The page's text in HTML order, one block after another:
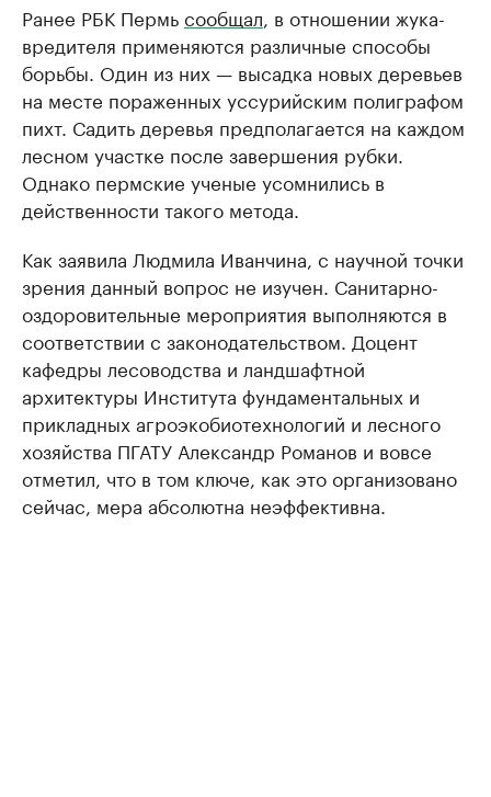
Ранее РБК Пермьсообщал , в отношении жука-
вредителя применяются различные способы
борьбы. Один из них — высадка новых деревьев
на месте пораженных уссурийским полиграфом
пихт. Садить деревья предполагается на каждом
лесном участке после завершения рубки.
Однако пермские ученые усомнились в
действенности такого метода.
Как заявила Людмила Иванчина, с научной точки
зрения данный вопрос не изучен. Санитарно-
оздоровительные мероприятия выполняются в
соответствии с законодательством. Доцент
кафедры лесоводства и ландшафтной
архитектуры Института фундаментальных и
прикладных агроэкобиотехнологий и лесного
хозяйства ПГАТУ Александр Романов и вовсе
отметил, что в том ключе, как это организовано
сейчас, мера абсолютна неэффективна.